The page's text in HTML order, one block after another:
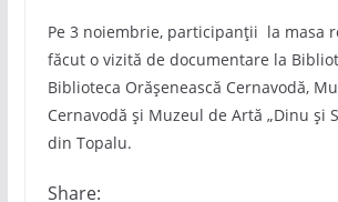
Pe 3 noiembrie, participanții la masa
făcut o vizită de documentare la
Biblioteca Orășenească Cernavodă,
Cernavodă și Muzeul de Artă „Dinu și
din Topalu.
Share: